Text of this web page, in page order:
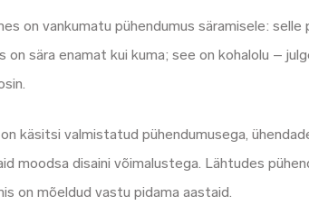
on vankumatu pühendumus säramisele: selle
on sära enamat kui kuma; see on kohalolu –
on käsitsi valmistatud pühendumusega,
moodsa disaini võimalustega. Lähtudes
on mõeldud vastu pidama aastaid.